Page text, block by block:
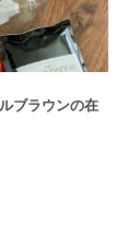
ブラウンの在